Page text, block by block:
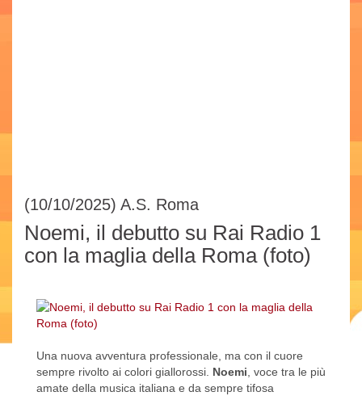
(10/10/2025) A.S. Roma
Noemi, il debutto su Rai Radio 1
con la maglia della Roma (foto)
Una nuova avventura professionale, ma con il cuore
sempre rivolto ai colori giallorossi. Noemi, voce tra le più
amate della musica italiana e da sempre tifosa